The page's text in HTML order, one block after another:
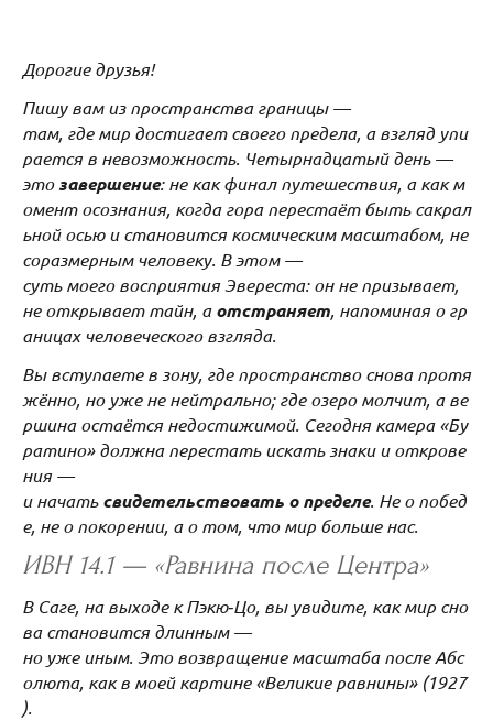
Дорогие друзья!
Пишу вам из пространства границы —
там, где мир достигает своего предела, а взгляд упи
рается в невозможность. Четырнадцатый день —
этозавершение: не как финал путешествия, а как м
омент осознания, когда гора перестаёт быть сакрал
ьной осью и становится космическим масштабом, не
соразмерным человеку. В этом —
суть моего восприятия Эвереста: он не призывает,
не открывает тайн, аотстраняет, напоминая о гр
аницах человеческого взгляда.
Вы вступаете в зону, где пространство снова протя
жённо, но уже не нейтрально; где озеро молчит, а ве
ршина остаётся недостижимой. Сегодня камера «Бу
ратино» должна перестать искать знаки и открове
ния —
и начатьсвидетельствовать о пределе. Не о побед
е, не о покорении, а о том, что мир больше нас.
ИВН 14.1 — «Равнина после Центра»
В Саге, на выходе к Пэкю‑Цо, вы увидите, как мир сно
ва становится длинным —
но уже иным. Это возвращение масштаба после Абс
олюта, как в моей картине «Великие равнины» (1927
).